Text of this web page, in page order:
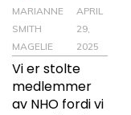
MARIANNE
SMITH
MAGELIE
APRIL
29,
2025
Vi er stolte
medlemmer
av NHO fordi vi